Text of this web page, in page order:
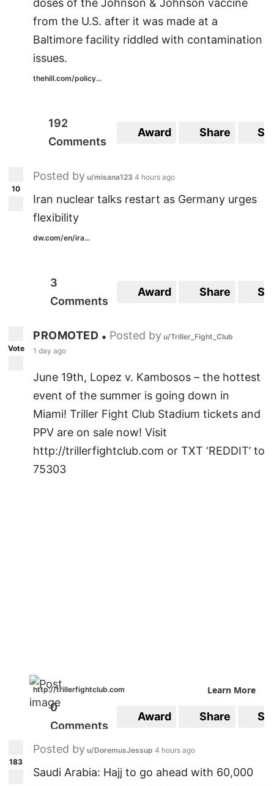
from the U.S. after it was made at a
Baltimore facility riddled with contamination
issues.
thehill.com/policy...
192
Comments
Award Share
10
Posted by u/misana123 4 hours ago
Iran nuclear talks restart as Germany urges
flexibility
dw.com/en/ira...
3
Comments
Award Share
Vote
PROMOTED • Posted by u/Triller_Fight_Club
1 day ago
June 19th, Lopez v. Kambosos – the hottest
event of the summer is going down in
Miami! Triller Fight Club Stadium tickets and
PPV are on sale now! Visit
http://trillerfightclub.com or TXT ‘REDDIT’ to
75303
http://trillerfightclub.com Learn More
0
Comments
Award Share
183
Posted by u/DoremusJessup 4 hours ago
Saudi Arabia: Hajj to go ahead with 60,000